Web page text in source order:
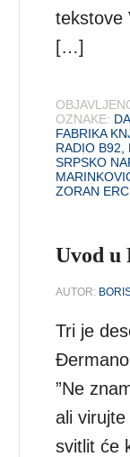
tekstove
[…]
OZNAKE:
FABRIKA
RADIO B92
SRPSKO
ZORAN
Uvod u
AUTOR:
Tri je
”Ne
ali
svitlit će